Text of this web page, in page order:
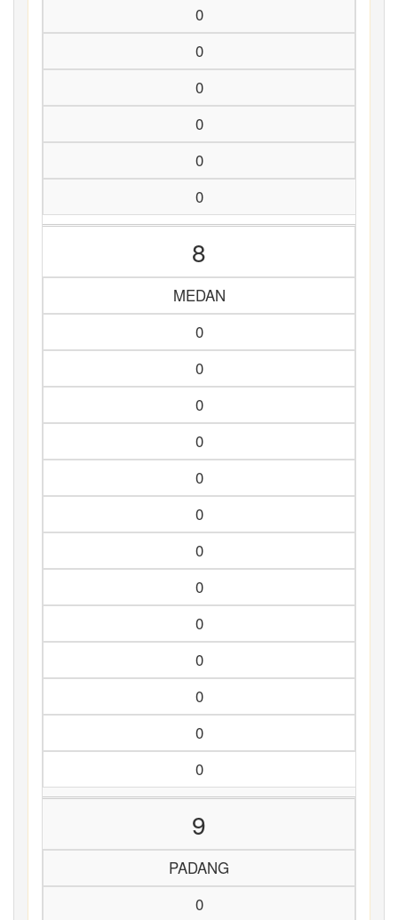
0
0
0
0
0
0
8
MEDAN
0
0
0
0
0
0
0
0
0
0
0
0
0
9
PADANG
0